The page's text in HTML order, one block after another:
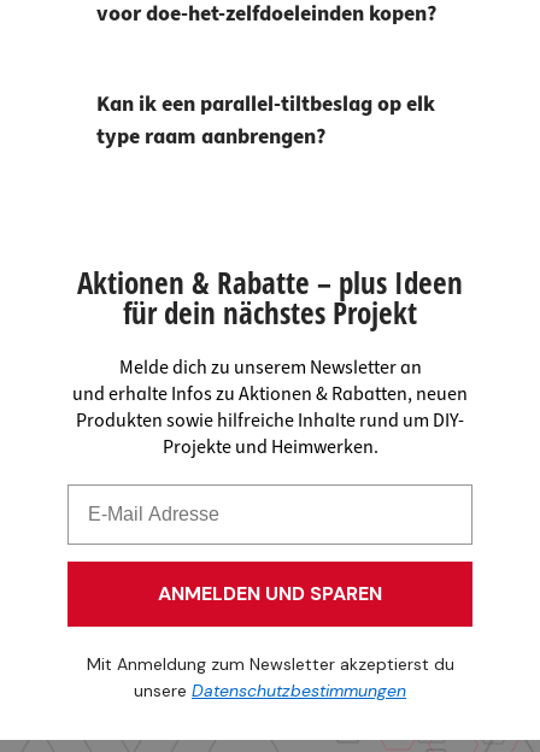
voor doe-het-zelfdoeleinden kopen?
Kan ik een parallel-tiltbeslag op elk
type raam aanbrengen?
Aktionen & Rabatte – plus Ideen
für dein nächstes Projekt
Melde dich zu unserem Newsletter an
und erhalte Infos zu Aktionen & Rabatten, neuen
Produkten sowie hilfreiche Inhalte rund um DIY-
Projekte und Heimwerken.
ANMELDEN UND SPAREN
Mit Anmeldung zum Newsletter akzeptierst du
unsere Datenschutzbestimmungen